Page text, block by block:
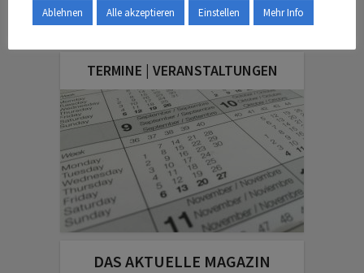
27. August 2025
TERMINE | VERANSTALTUNGEN
DAS AKTUELLE MAGAZIN
Ablehnen Alle akzeptieren Einstellen Mehr Info